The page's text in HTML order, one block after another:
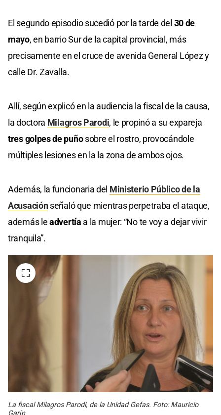
El segundo episodio sucedió por la tarde del 30 de
mayo, en barrio Sur de la capital provincial, más
precisamente en el cruce de avenida General López y
calle Dr. Zavalla.
Allí, según explicó en la audiencia la fiscal de la causa,
la doctora Milagros Parodi, le propinó a su expareja
tres golpes de puñosobre el rostro, provocándole
múltiples lesiones en la la zona de ambos ojos.
Además, la funcionaria del Ministerio Público de la
Acusaciónseñaló que mientras perpetraba el ataque,
además leadvertía a la mujer: “No te voy a dejar vivir
tranquila”.
La fiscal Milagros Parodi, de la Unidad Gefas. Foto: Mauricio
Garín